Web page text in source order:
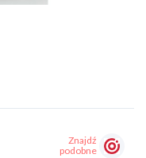
Znajdź
podobne